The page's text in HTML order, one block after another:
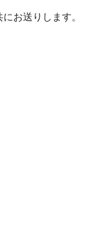
お送りします。